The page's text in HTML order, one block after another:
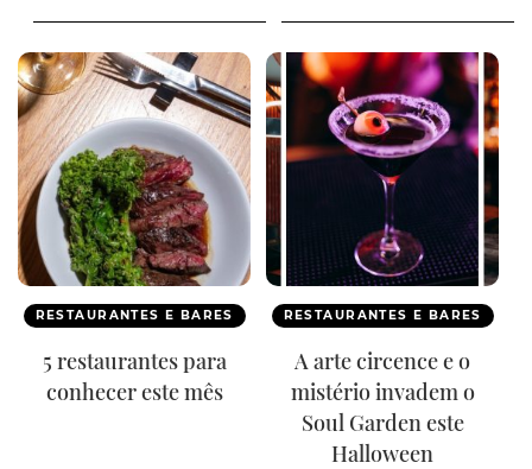
RESTAURANTES E BARES
5 restaurantes para
conhecer este mês
RESTAURANTES E BARES
A arte circence e o
mistério invadem o
Soul Garden este
Halloween